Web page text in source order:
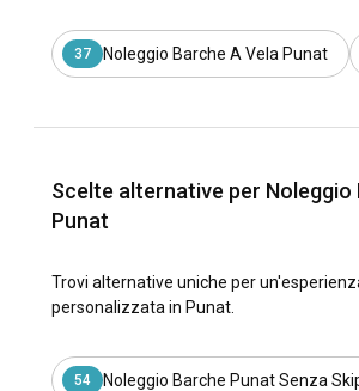
37 Noleggio Barche A Vela Punat
Scelte alternative per Noleggio
Punat
Trovi alternative uniche per
personalizzata in Punat.
54 Noleggio Barche Punat Senza